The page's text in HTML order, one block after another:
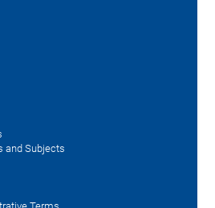
and Subjects